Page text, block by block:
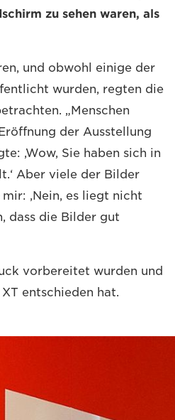
zu sehen waren, als
und obwohl einige der
wurden, regten die
„Menschen
der Ausstellung
‚Wow, Sie haben sich in
Aber viele der Bilder
‚Nein, es liegt nicht
dass die Bilder gut
vorbereitet wurden und
entschieden hat.